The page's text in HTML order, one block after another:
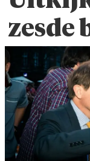
zesde